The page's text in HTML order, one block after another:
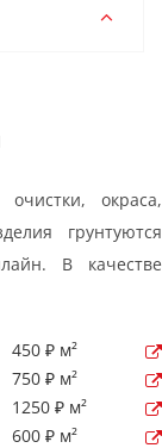
окраса,
грунтуются
В качестве
450 ₽ м²
750 ₽ м²
1250 ₽ м²
600 ₽ м²